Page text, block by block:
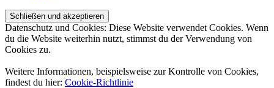
Datenschutz und Cookies: Diese Website verwendet Cookies. Wenn
du die Website weiterhin nutzt, stimmst du der Verwendung von
Cookies zu.
Weitere Informationen, beispielsweise zur Kontrolle von Cookies,
findest du hier: Cookie-Richtlinie